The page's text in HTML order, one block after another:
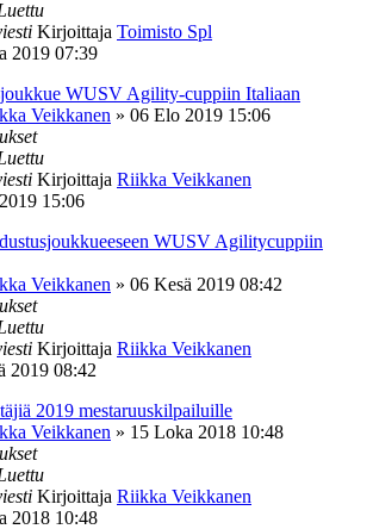
Kirjoittaja Toimisto Spl
2019 07:39
WUSV Agility-cuppiin Italiaan
Veikkanen » 06 Elo 2019 15:06
Kirjoittaja Riikka Veikkanen
15:06
WUSV Agilitycuppiin
Veikkanen » 06 Kesä 2019 08:42
Kirjoittaja Riikka Veikkanen
2019 08:42
2019 mestaruuskilpailuille
Veikkanen » 15 Loka 2018 10:48
Kirjoittaja Riikka Veikkanen
2018 10:48